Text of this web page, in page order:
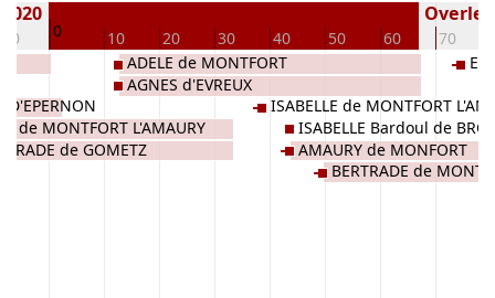
0 10 20 30 40 50 60 70
D'EPERNON
de MONTFORT L'AMAURY
de GOMETZ
ADELE de MONTFORT
AGNES d'EVREUX
ISABELLE de MONTFORT
ISABELLE Bardoul de
AMAURY de MONFORT
BERTRADE de